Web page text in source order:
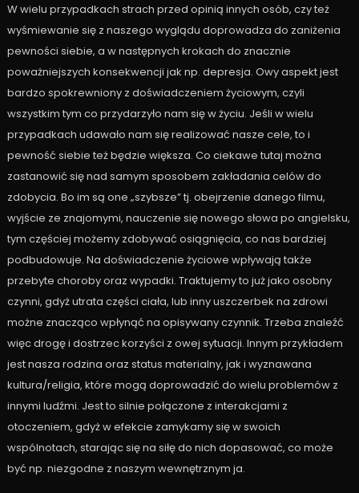
W wielu przypadkach strach przed opinią innych osób, czy też
wyśmiewanie się z naszego wyglądu doprowadza do zaniżenia
pewności siebie, a w następnych krokach do znacznie
poważniejszych konsekwencji jak np. depresja. Owy aspekt jest
bardzo spokrewniony z doświadczeniem życiowym, czyli
wszystkim tym co przydarzyło nam się w życiu. Jeśli w wielu
przypadkach udawało nam się realizować nasze cele, to i
pewność siebie też będzie większa. Co ciekawe tutaj można
zastanowić się nad samym sposobem zakładania celów do
zdobycia. Bo im są one „szybsze” tj. obejrzenie danego filmu,
wyjście ze znajomymi, nauczenie się nowego słowa po angielsku,
tym częściej możemy zdobywać osiągnięcia, co nas bardziej
podbudowuje. Na doświadczenie życiowe wpływają także
przebyte choroby oraz wypadki. Traktujemy to już jako osobny
czynni, gdyż utrata części ciała, lub inny uszczerbek na zdrowi
możne znacząco wpłynąć na opisywany czynnik. Trzeba znaleźć
więc drogę i dostrzec korzyści z owej sytuacji. Innym przykładem
jest nasza rodzina oraz status materialny, jak i wyznawana
kultura/religia, które mogą doprowadzić do wielu problemów z
innymi ludźmi. Jest to silnie połączone z interakcjami z
otoczeniem, gdyż w efekcie zamykamy się w swoich
wspólnotach, starając się na siłę do nich dopasować, co może
być np. niezgodne z naszym wewnętrznym ja.